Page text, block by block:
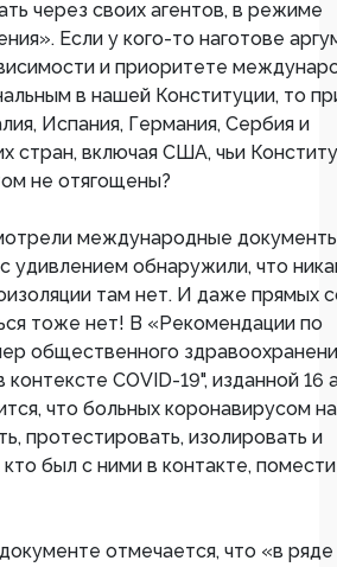
через своих агентов, в режиме
Если у кого-то наготове
и приоритете
в нашей Конституции, то
Испания, Германия, Сербия и
стран, включая США, чьи
не отягощены?
международные
удивлением обнаружили, что
там нет. И даже прямых
тоже нет! В «Рекомендации по
общественного
COVID-19", изданной 16
что больных коронавирусом
протестировать, изолировать и
был с ними в контакте,
отмечается, что «в